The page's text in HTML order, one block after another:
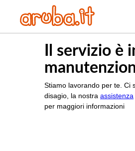
Il servizio è
Stiamo lavorando per te. Ci
disagio, la nostra assistenza
per maggiori informazioni